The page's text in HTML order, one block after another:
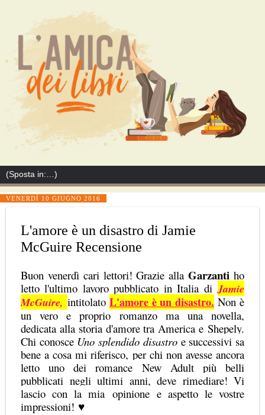
VENERDÌ 10 GIUGNO 2016
L'amore è un disastro di Jamie
McGuire Recensione
Buon venerdì cari lettori! Grazie alla Garzanti ho
letto l'ultimo lavoro pubblicato in Italia diJamie
McGuire, intitolatoL'amore è un disastro. Non è
un vero e proprio romanzo ma una novella,
dedicata alla storia d'amore tra America e Shepely.
Chi conosce Uno splendido disastroe successivi sa
bene a cosa mi riferisco, per chi non avesse ancora
letto uno dei romance New Adult più belli
pubblicati negli ultimi anni, deve rimediare! Vi
lascio con la mia opinionee aspetto le vostre
impressioni! ♥